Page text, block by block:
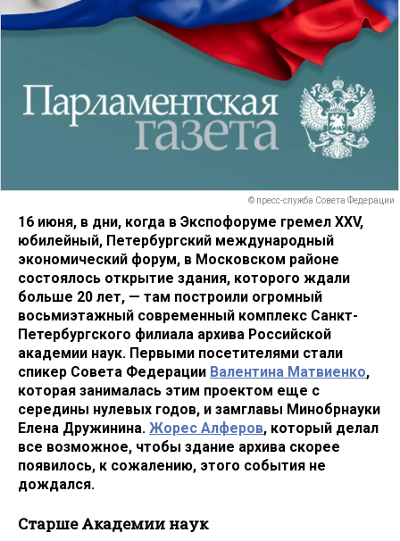
© пресс-служба Совета Федерации
16 июня, в дни, когда в Экспофоруме гремел XXV,
юбилейный, Петербургский международный
экономический форум, в Московском районе
состоялось открытие здания, которого ждали
больше 20 лет, — там построили огромный
восьмиэтажный современный комплекс Санкт-
Петербургского филиала архива Российской
академии наук. Первыми посетителями стали
спикер Совета Федерации Валентина Матвиенко,
которая занималась этим проектом еще с
середины нулевых годов, и замглавы Минобрнауки
Елена Дружинина. Жорес Алферов, который делал
все возможное, чтобы здание архива скорее
появилось, к сожалению, этого события не
дождался.
Старше Академии наук